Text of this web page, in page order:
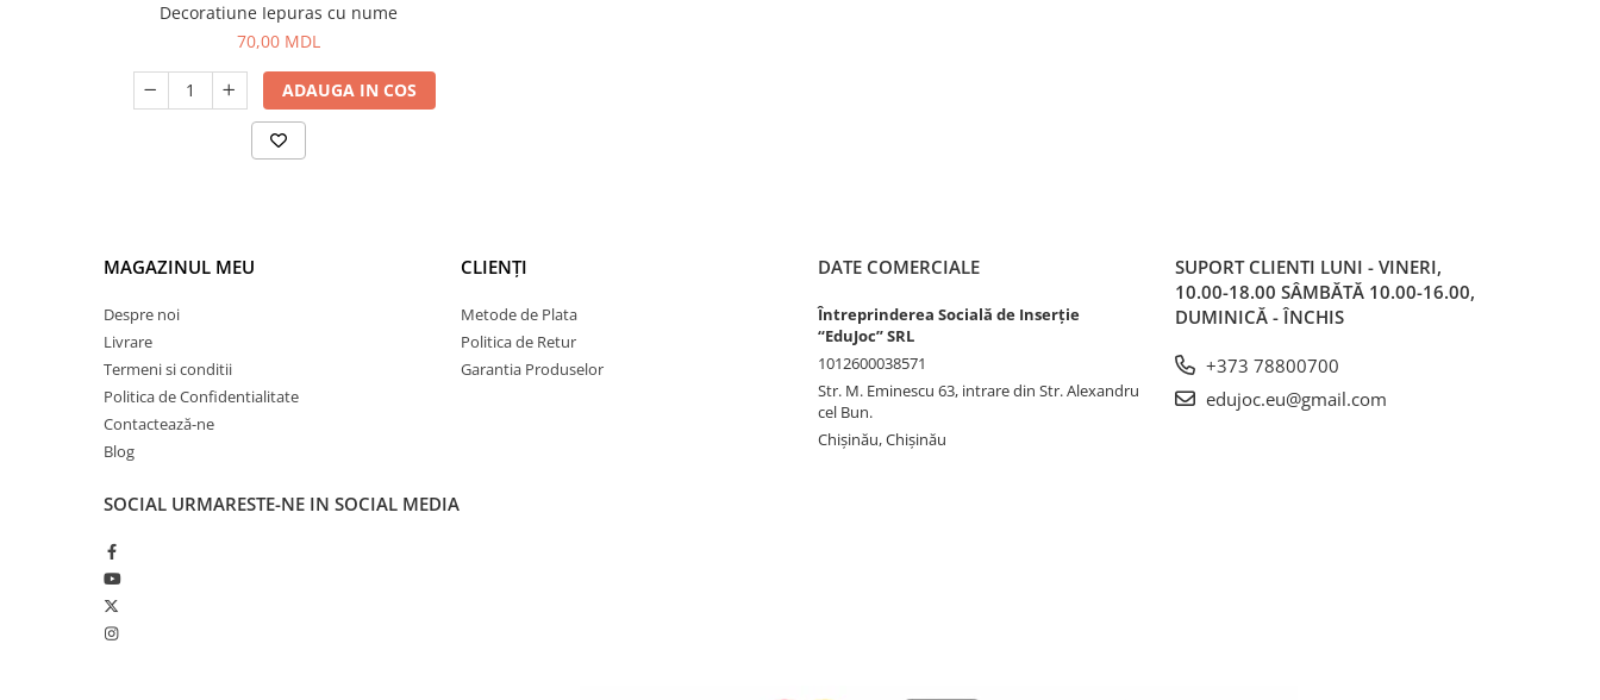
Decoratiune Iepuras cu nume
70,00 MDL
ADAUGA IN COS
MAGAZINUL MEU
Despre noi
Livrare
Termeni si conditii
Politica de Confidentialitate
Contactează-ne
Blog
CLIENȚI
Metode de Plata
Politica de Retur
Garantia Produselor
DATE COMERCIALE
Întreprinderea Socială de Inserție
“EduJoc” SRL
1012600038571
Str. M. Eminescu 63, intrare din Str. Alexandru
cel Bun.
Chișinău, Chișinău
SUPORT CLIENTI LUNI - VINERI,
10.00-18.00 SÂMBĂTĂ 10.00-16.00,
DUMINICĂ - ÎNCHIS
+373 78800700
edujoc.eu@gmail.com
SOCIAL URMARESTE-NE IN SOCIAL MEDIA